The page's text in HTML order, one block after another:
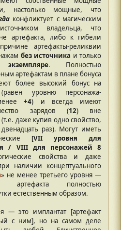
настолько мощные, что
конфликтует с магическим
владельца, что
артефакта, либо к гибели
артефакты-реликвии
без источника и только
. Полностью
артефактам в плане бонуса
более высокий бонус на
уровню персонажа-
+4) и всегда имеют
зарядов (12) вне
даже купив одно свойство,
раз). Могут иметь
[VII уровня для
/ VIII для персонажей 8
свойства и даже
наличии концептуального
» не менее третьего уровня —
артефакта полностью
естественным образом.
— это имплантат [артефакт
с ним], но на самом деле